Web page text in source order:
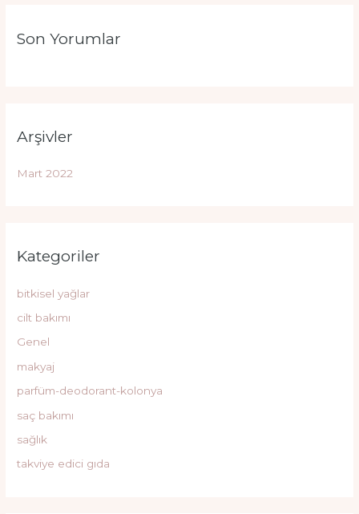
Son Yorumlar
Arşivler
Mart 2022
Kategoriler
bitkisel yağlar
cilt bakımı
Genel
makyaj
parfüm-deodorant-kolonya
saç bakımı
sağlık
takviye edici gıda